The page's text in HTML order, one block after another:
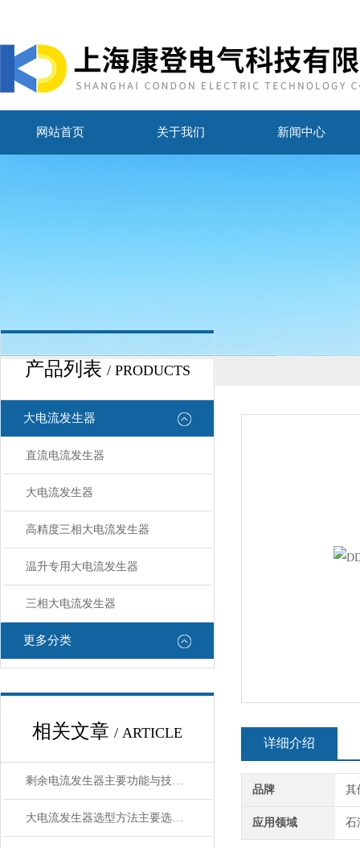
网站首页 关于我们 新闻中心
产品列表 / PRODUCTS
大电流发生器
直流电流发生器
大电流发生器
高精度三相大电流发生器
温升专用大电流发生器
三相大电流发生器
更多分类
相关文章 / ARTICLE
剩余电流发生器主要功能与技术参数
大电流发生器选型方法主要选择参数
详细介绍
品牌 其
应用领域 石